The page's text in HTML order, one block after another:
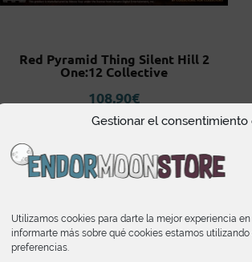
Gestionar el consentimiento
Utilizamos cookies para darte la mejor experiencia
informarte más sobre qué cookies estamos
preferencias.
Red Pyramid Thing Silent Hill 2
One:12 Collective
108,90€